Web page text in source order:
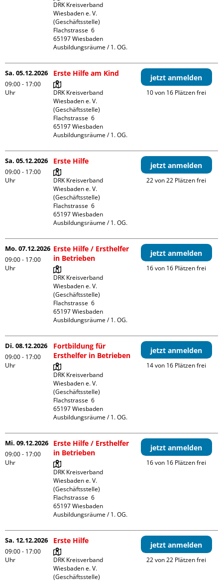
DRK Kreisverband
Wiesbaden e. V.
(Geschäftsstelle)
Flachstrasse  6
65197 Wiesbaden
Ausbildungsräume / 1. OG.
Sa. 05.12.2026
09:00 - 17:00
Uhr
Erste Hilfe am Kind
DRK Kreisverband
Wiesbaden e. V.
(Geschäftsstelle)
Flachstrasse  6
65197 Wiesbaden
Ausbildungsräume / 1. OG.
jetzt anmelden
10 von 16 Plätzen frei
Sa. 05.12.2026
09:00 - 17:00
Uhr
Erste Hilfe
DRK Kreisverband
Wiesbaden e. V.
(Geschäftsstelle)
Flachstrasse  6
65197 Wiesbaden
Ausbildungsräume / 1. OG.
jetzt anmelden
22 von 22 Plätzen frei
Mo. 07.12.2026
09:00 - 17:00
Uhr
Erste Hilfe / Ersthelfer
in Betrieben
DRK Kreisverband
Wiesbaden e. V.
(Geschäftsstelle)
Flachstrasse  6
65197 Wiesbaden
Ausbildungsräume / 1. OG.
jetzt anmelden
16 von 16 Plätzen frei
Di. 08.12.2026
09:00 - 17:00
Uhr
Fortbildung für
Ersthelfer in Betrieben
DRK Kreisverband
Wiesbaden e. V.
(Geschäftsstelle)
Flachstrasse  6
65197 Wiesbaden
Ausbildungsräume / 1. OG.
jetzt anmelden
14 von 16 Plätzen frei
Mi. 09.12.2026
09:00 - 17:00
Uhr
Erste Hilfe / Ersthelfer
in Betrieben
DRK Kreisverband
Wiesbaden e. V.
(Geschäftsstelle)
Flachstrasse  6
65197 Wiesbaden
Ausbildungsräume / 1. OG.
jetzt anmelden
16 von 16 Plätzen frei
Sa. 12.12.2026
09:00 - 17:00
Uhr
Erste Hilfe
DRK Kreisverband
Wiesbaden e. V.
(Geschäftsstelle)
jetzt anmelden
22 von 22 Plätzen frei